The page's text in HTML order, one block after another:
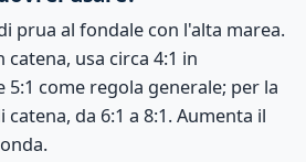
prua al fondale con l'alta marea.
usa circa 4:1 in
5:1 come regola generale; per la
da 6:1 a 8:1. Aumenta il